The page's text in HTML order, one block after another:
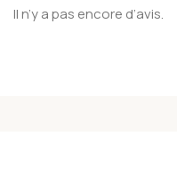
Il n’y a pas encore d’avis.